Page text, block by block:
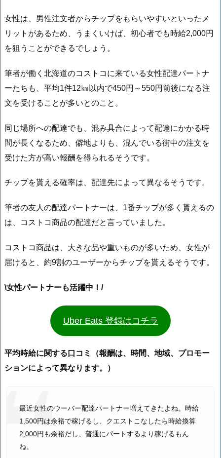
女性は、男性注文者からチップをもらいやすいといったメ
リットがあるため、うまくいけば、初心者でも時給2,000円
を狙うことができるでしょう。
筆者が働く北海道のコストコに来ている女性配達パートナ
ーたちも、平均1件12㎞以内で450円～550円前後になる注
文を受けることが多いとのこと。
同じ場所への配達でも、混み具合によって配達にかかる時
間が長くなるため、僻地よりも、混んでいる街中の注文を
受けた方が高い報酬を得られるそうです。
チップを貰える確率は、配達先によって異なるそうです。
筆者の友人の配達パートナーは、1番チップが多く貰えるの
は、コストコ商品の配達だと言っていました。
コストコ商品は、大きな品や重いものが多いため、女性が
届けると、約9割のユーザーからチップを貰えるそうです。
\女性パートナーも活躍中！/
Uber Eats 登録はコチラ
平均時給に関する口コミ（報酬は、時間、地域、プロモー
ションによって異なります。）
最近女性のウーバー配達パートナー増えてきたよね。時給
1,500円は余裕で稼げるし、クエストこなしたら時給換算
2,000円も余裕だし、普通にパートするより稼げるもん
ね。